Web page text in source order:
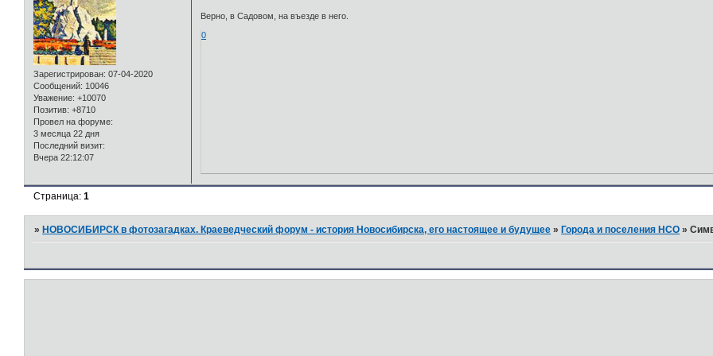
Зарегистрирован: 07-04-2020
Сообщений: 10046
Уважение: +10070
Позитив: +8710
Провел на форуме:
3 месяца 22 дня
Последний визит:
Вчера 22:12:07
Верно, в Садовом, на въезде в него.
0
Страница:1
»НОВОСИБИРСК в фотозагадках. Краеведческий форум - история Новосибирска, его настоящее и будущее »Города и поселения НСО »